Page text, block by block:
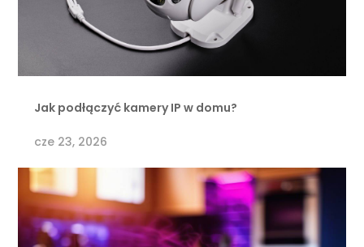
Jak podłączyć kamery IP w domu?
cze 23, 2026